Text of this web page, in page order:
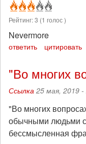
Рейтинг:3 (1 голос )
Nevermore
ответить цитировать
"Во многих
Ссылка 25 мая, 2019 -
"Во многих
обычными людьми
бессмысленная